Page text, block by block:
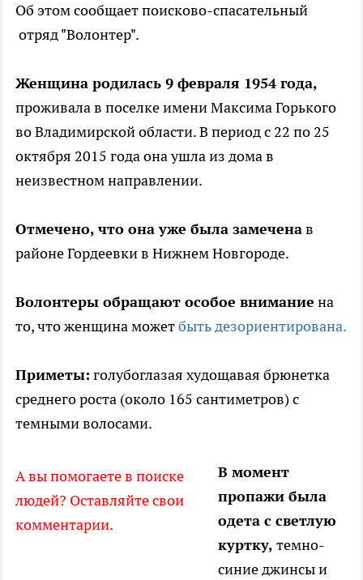
Об этом сообщает поисково-спасательный
отряд "Волонтер".
Женщина родилась 9 февраля 1954 года,
проживала в поселке имени Максима Горького
во Владимирской области. В период с 22 по 25
октября 2015 года она ушла из дома в
неизвестном направлении.
Отмечено, что она уже была замеченав
районе Гордеевки в Нижнем Новгороде.
Волонтеры обращают особое внимание на
то, что женщина можетбыть дезориентирована.
Приметы: голубоглазая худощавая брюнетка
среднего роста (около 165 сантиметров) с
темными волосами.
А вы помогаете в поиске
людей? Оставляйте свои
комментарии.
В момент
пропажи была
одета с светлую
куртку, темно-
синие джинсы и